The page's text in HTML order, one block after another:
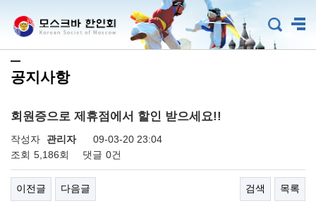
공지사항
회원증으로 제휴점에서 할인 받으세요!!
작성자 관리자
09-03-20 23:04
조회 5,186회 댓글 0건
이전글 다음글 검색 목록